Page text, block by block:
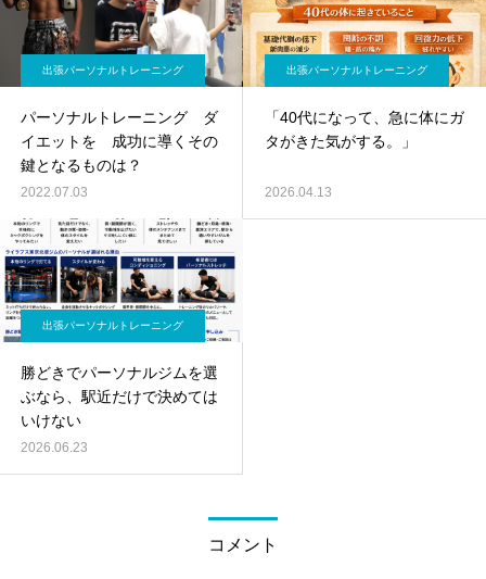
出張パーソナルトレーニング
パーソナルトレーニング ダ
イエットを 成功に導くその
鍵となるものは？
2022.07.03
出張パーソナルトレーニング
「40代になって、急に体にガ
タがきた気がする。」
2026.04.13
出張パーソナルトレーニング
勝どきでパーソナルジムを選
ぶなら、駅近だけで決めては
いけない
2026.06.23
コメント